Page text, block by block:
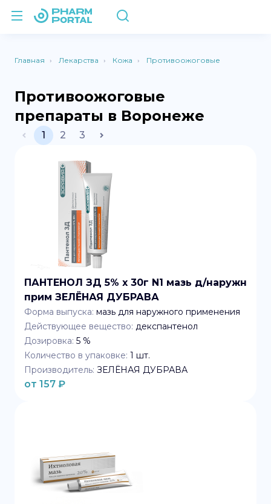
Главная Лекарства Кожа Противоожоговые
Противоожоговые
препараты в Воронеже
1 2 3
ПАНТЕНОЛ ЗД 5% x 30г N1 мазь д/наружн
прим ЗЕЛЁНАЯ ДУБРАВА
Форма выпуска: мазь для наружного применения
Действующее вещество: декспантенол
Дозировка: 5 %
Количество в упаковке: 1 шт.
Производитель: ЗЕЛЁНАЯ ДУБРАВА
от 157 ₽